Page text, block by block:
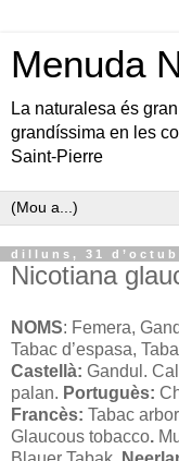
Menuda
La naturalesa és
grandíssima en les
Saint-Pierre
dilluns, 31
Nicotiana
NOMS: Femera,
Tabac d’espasa,
Castellà: Gandul.
palan. Portuguès:
Francès: Tabac
Glaucous tobacco.